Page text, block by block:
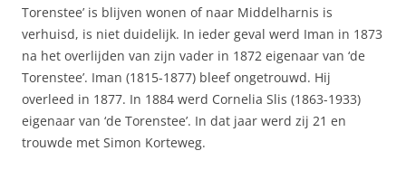
Torenstee’ is blijven wonen of naar Middelharnis is
verhuisd, is niet duidelijk. In ieder geval werd Iman in 1873
na het overlijden van zijn vader in 1872 eigenaar van ‘de
Torenstee’. Iman (1815-1877) bleef ongetrouwd. Hij
overleed in 1877. In 1884 werd Cornelia Slis (1863-1933)
eigenaar van ‘de Torenstee’. In dat jaar werd zij 21 en
trouwde met Simon Korteweg.